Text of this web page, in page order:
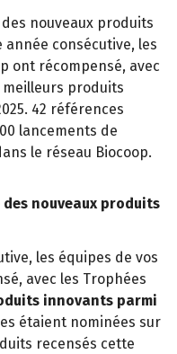
nouveaux produits
année consécutive, les
ont récompensé, avec
meilleurs produits
42 références
lancements de
le réseau Biocoop.
des nouveaux produits
les équipes de vos
avec les Trophées
innovants parmi
étaient nominées sur
recensés cette